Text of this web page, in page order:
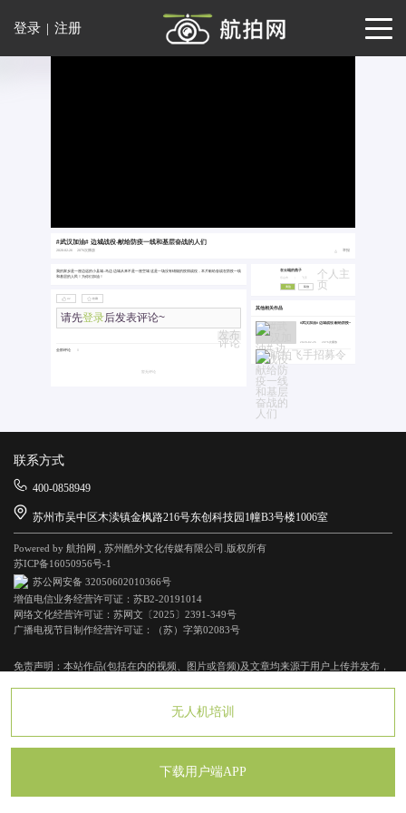
登录 | 注册
#武汉加油# 边城战役-献给防疫一线和基层奋战的人们
2020-02-26 2076次播放 举报
我的家乡是一座边远的小县城--马边 边城从来不是一座空城 这是一场没有硝烟的疫情战役，本片献给奋战在防疫一线
和基层的人民！为你们加油！
42 收藏
请先登录后发表评论~
发布
评论
全部评论
在云端的燕子
乐山市
关注 私信
个人主
页
其他相关作品
#武汉加油# 边城战役-献给防疫一线和基层奋战的人们
2020-02-26 2076次播放
无人机培训
下载用户端APP
联系方式
400-0858949
苏州市吴中区木渎镇金枫路216号东创科技园1幢B3号楼1006室
Powered by 航拍网 , 苏州酷外文化传媒有限公司.版权所有
苏ICP备16050956号-1
苏公网安备 32050602010366号
增值电信业务经营许可证：苏B2-20191014
网络文化经营许可证：苏网文〔2025〕2391-349号
广播电视节目制作经营许可证：（苏）字第02083号
免责声明：本站作品(包括在内的视频、图片或音频)及文章均来源于用户上传并发布，